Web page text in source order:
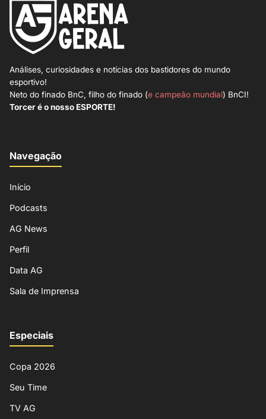
Análises, curiosidades e notícias dos bastidores do mundo
esportivo!
Neto do finado BnC, filho do finado (e campeão mundial) BnCI!
Torcer é o nosso ESPORTE!
Navegação
Início
Podcasts
AG News
Perfil
Data AG
Sala de Imprensa
Especiais
Copa 2026
Seu Time
TV AG